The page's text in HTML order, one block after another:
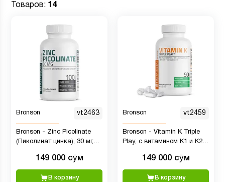
Товаров: 14
Bronson vt2463
Bronson - Zinc Picolinate
(Пиколинат цинка), 30 мг,
149 000 сӯм
В корзину
Bronson vt2459
Bronson - Vitamin K Triple
Play, с витамином К1 и К2,
149 000 сӯм
В корзину